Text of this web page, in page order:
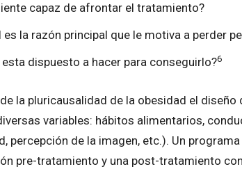
capaz de afrontar el tratamiento?
es la razón principal que le motiva a perder
esta dispuesto a hacer para conseguirlo?6
la pluricausalidad de la obesidad el diseño
variables: hábitos alimentarios,
percepción de la imagen, etc.). Un
pre-tratamiento y una post-tratamiento